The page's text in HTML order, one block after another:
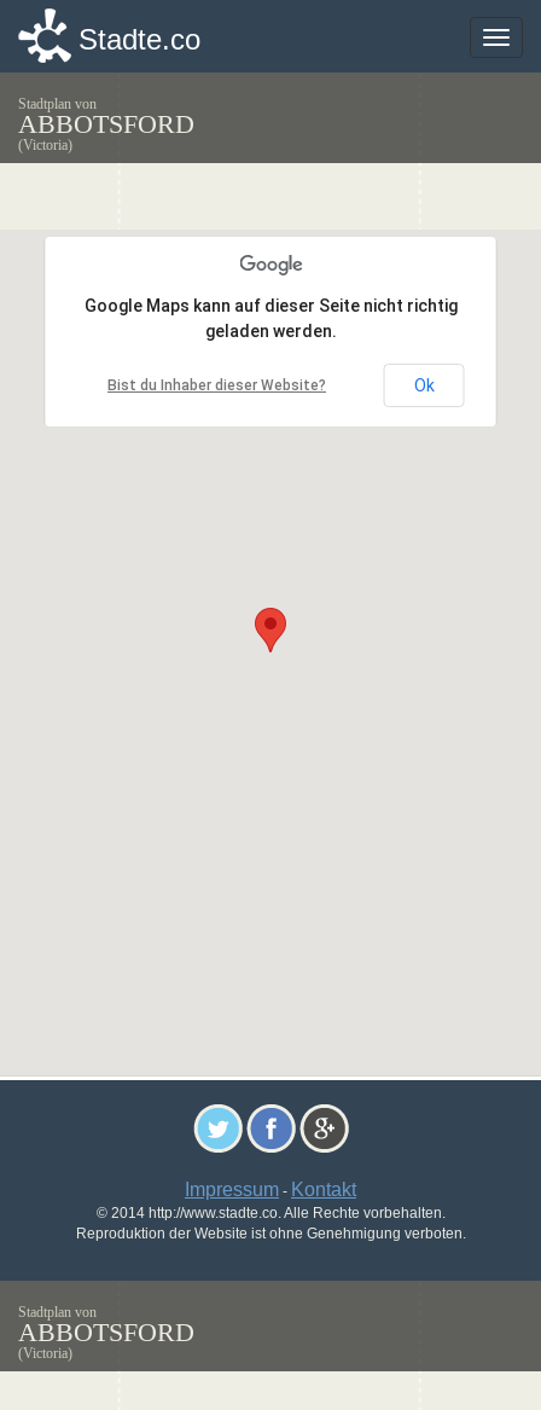
Toggle
Stadte.co
Stadtplan von
ABBOTSFORD
(Victoria)
Google Maps kann auf dieser Seite nicht richtig
geladen werden.
Bist du Inhaber dieser Website? Ok
Google Maps kann auf dieser Seite nicht richtig
geladen werden.
Bist du Inhaber dieser Website? Ok
Impressum - Kontakt
© 2014 http://www.stadte.co. Alle Rechte vorbehalten.
Reproduktion der Website ist ohne Genehmigung verboten.
Toggle
Stadte.co
Stadtplan von
ABBOTSFORD
(Victoria)